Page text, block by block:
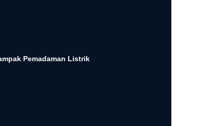
Pemadaman Listrik